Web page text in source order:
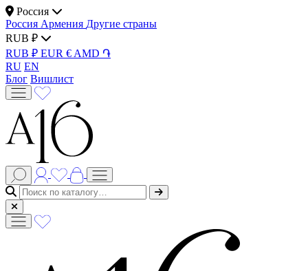
Россия
Россия Армения Другие страны
RUB ₽
RUB ₽ EUR € AMD ֏
RU EN
Блог Вишлист